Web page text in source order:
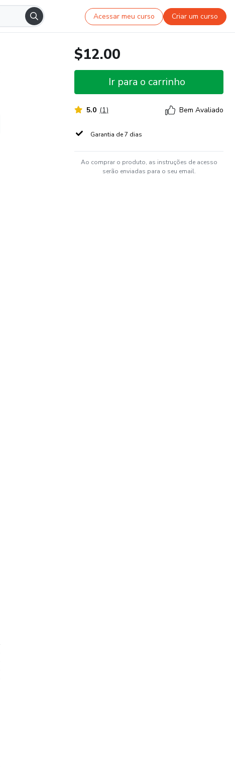
Acessar meu curso Criar um curso
$12.00
Ir para o carrinho
5.0 (1) Bem Avaliado
Garantia de 7 dias
Ao comprar o produto, as instruções de acesso
serão enviadas para o seu email.